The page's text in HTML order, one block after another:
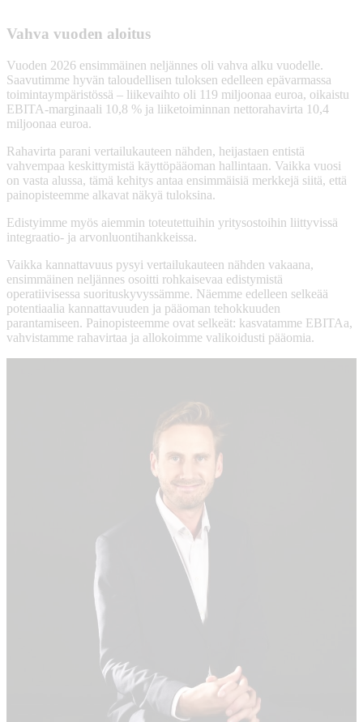
Vahva vuoden aloitus
Vuoden 2026 ensimmäinen neljännes oli vahva alku vuodelle.
Saavutimme hyvän taloudellisen tuloksen edelleen epävarmassa
toimintaympäristössä – liikevaihto oli 119 miljoonaa euroa, oikaistu
EBITA-marginaali 10,8 % ja liiketoiminnan nettorahavirta 10,4
miljoonaa euroa.
Rahavirta parani vertailukauteen nähden, heijastaen entistä
vahvempaa keskittymistä käyttöpääoman hallintaan. Vaikka vuosi
on vasta alussa, tämä kehitys antaa ensimmäisiä merkkejä siitä, että
painopisteemme alkavat näkyä tuloksina.
Edistyimme myös aiemmin toteutettuihin yritysostoihin liittyvissä
integraatio- ja arvonluontihankkeissa.
Vaikka kannattavuus pysyi vertailukauteen nähden vakaana,
ensimmäinen neljännes osoitti rohkaisevaa edistymistä
operatiivisessa suorituskyvyssämme. Näemme edelleen selkeää
potentiaalia kannattavuuden ja pääoman tehokkuuden
parantamiseen. Painopisteemme ovat selkeät: kasvatamme EBITAa,
vahvistamme rahavirtaa ja allokoimme valikoidusti pääomia.